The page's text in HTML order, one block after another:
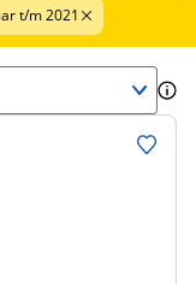
t/m 2021